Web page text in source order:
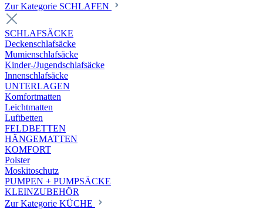
Zur Kategorie SCHLAFEN
SCHLAFSÄCKE
Deckenschlafsäcke
Mumienschlafsäcke
Kinder-/Jugendschlafsäcke
Innenschlafsäcke
UNTERLAGEN
Komfortmatten
Leichtmatten
Luftbetten
FELDBETTEN
HÄNGEMATTEN
KOMFORT
Polster
Moskitoschutz
PUMPEN + PUMPSÄCKE
KLEINZUBEHÖR
Zur Kategorie KÜCHE